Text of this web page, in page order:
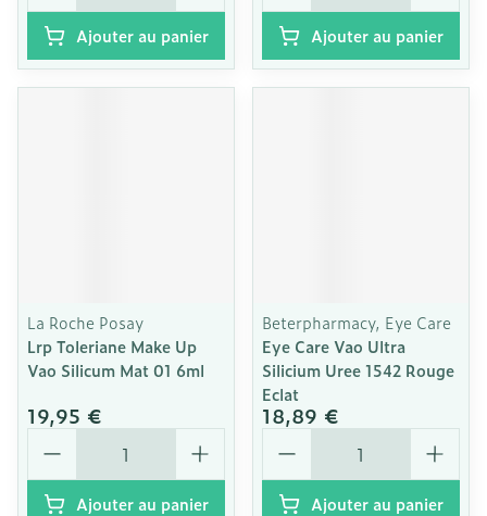
Ajouter au panier Ajouter au panier
La Roche Posay
Lrp Toleriane Make Up
Vao Silicum Mat 01 6ml
19,95 €
Quantité
Ajouter au panier
Beterpharmacy, Eye Care
Eye Care Vao Ultra
Silicium Uree 1542 Rouge
Eclat
18,89 €
Quantité
Ajouter au panier